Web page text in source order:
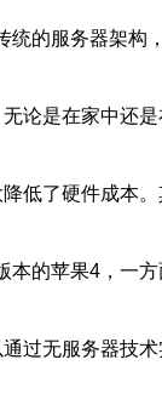
的服务器架
论是在家中还
低了硬件成本
的苹果4，一
过无服务器技